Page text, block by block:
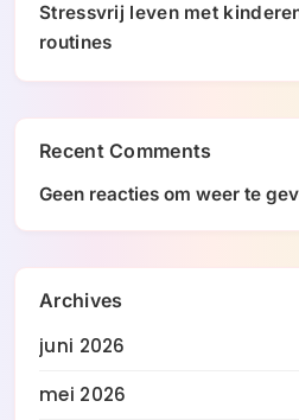
Stressvrij leven met
routines
Recent Comments
Geen reacties om weer te
Archives
juni 2026
mei 2026